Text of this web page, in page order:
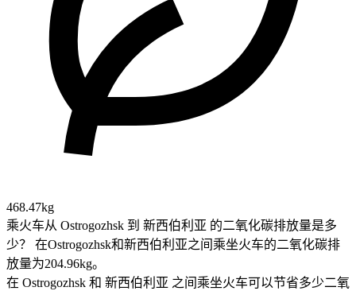
468.47kg
乘火车从 Ostrogozhsk 到 新西伯利亚 的二氧化碳排放量是多
少？
在Ostrogozhsk和新西伯利亚之间乘坐火车的二氧化碳排
放量为204.96kg。
在 Ostrogozhsk 和 新西伯利亚 之间乘坐火车可以节省多少二氧